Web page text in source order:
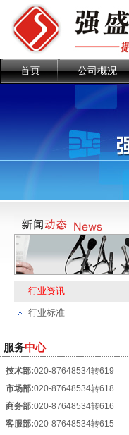
首页 公司概况
行业资讯
行业标准
服务中心
技术部:020-87648534转619
市场部:020-87648534转618
商务部:020-87648534转616
客服部:020-87648534转615